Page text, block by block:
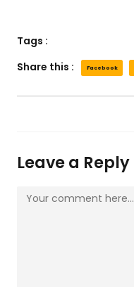
Tags :
Share this :
Facebook
Leave a Reply